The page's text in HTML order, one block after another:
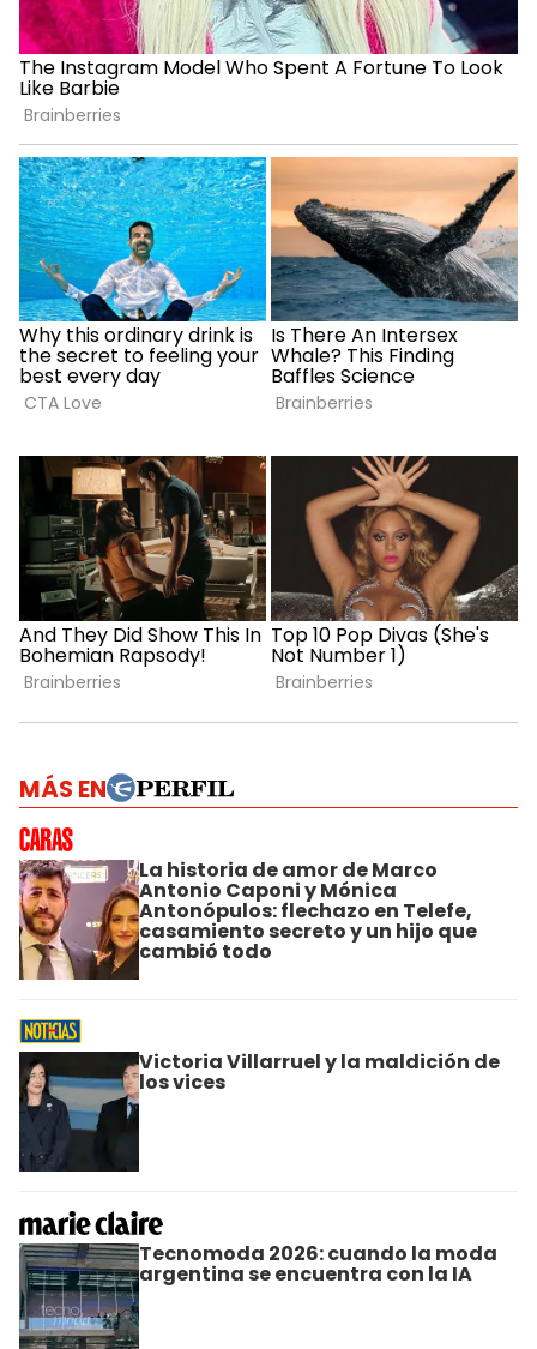
MÁS EN
La historia de amor de Marco
Antonio Caponi y Mónica
Antonópulos: flechazo en Telefe,
casamiento secreto y un hijo que
cambió todo
Victoria Villarruel y la maldición de
los vices
Tecnomoda 2026: cuando la moda
argentina se encuentra con la IA